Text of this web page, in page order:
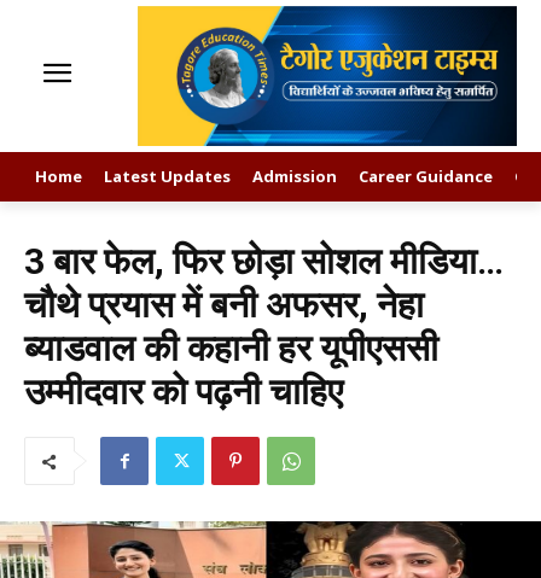
Home Latest Updates Admission Career Guidance GK
3 बार फेल, फिर छोड़ा सोशल मीडिया…
चौथे प्रयास में बनी अफसर, नेहा
ब्याडवाल की कहानी हर यूपीएससी
उम्मीदवार को पढ़नी चाहिए